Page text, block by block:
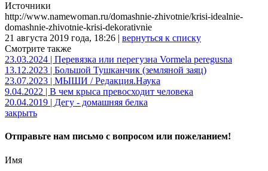
Источники
http://www.namewoman.ru/domashnie-zhivotnie/krisi-idealnie-
domashnie-zhivotnie-krisi-dekorativnie
21 августа 2019 года, 18:26 | вернуться к списку
Смотрите также
23.03.2024 | Перевязка или перегузна Vormela peregusna
13.12.2023 | Большой Тушканчик (земляной заяц)
23.07.2023 | МЫШИ / Редакция.Наука
9.04.2022 | В чем крыса превосходит человека
20.04.2019 | Дегу - домашняя белка
закрыть
Отправьте нам письмо с вопросом или пожеланием!
Имя